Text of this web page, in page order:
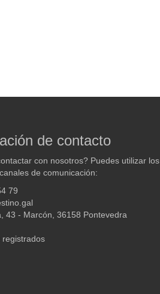
de contacto
con nosotros? Puedes utilizar los
de comunicación:
79
43 - Marcón, 36158 Pontevedra
registrados